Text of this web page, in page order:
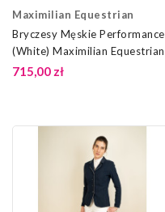
Maximilian Equestrian
Bryczesy Męskie Performance
(White) Maximilian Equestrian
715,00 zł